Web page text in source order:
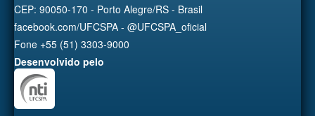
CEP: 90050-170 - Porto Alegre/RS - Brasil
facebook.com/UFCSPA - @UFCSPA_oficial
Fone +55 (51) 3303-9000
Desenvolvido pelo